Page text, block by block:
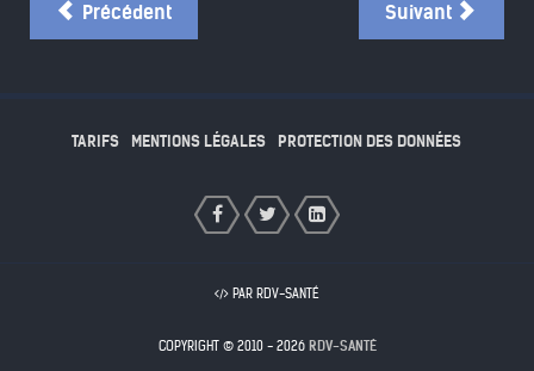
Précédent Suivant
TARIFS MENTIONS LÉGALES PROTECTION DES DONNÉES
PAR RDV-SANTÉ
COPYRIGHT © 2010 - 2026 RDV-SANTÉ